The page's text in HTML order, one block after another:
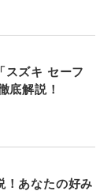
スズキ セーフ
底解説！
！あなたの好み